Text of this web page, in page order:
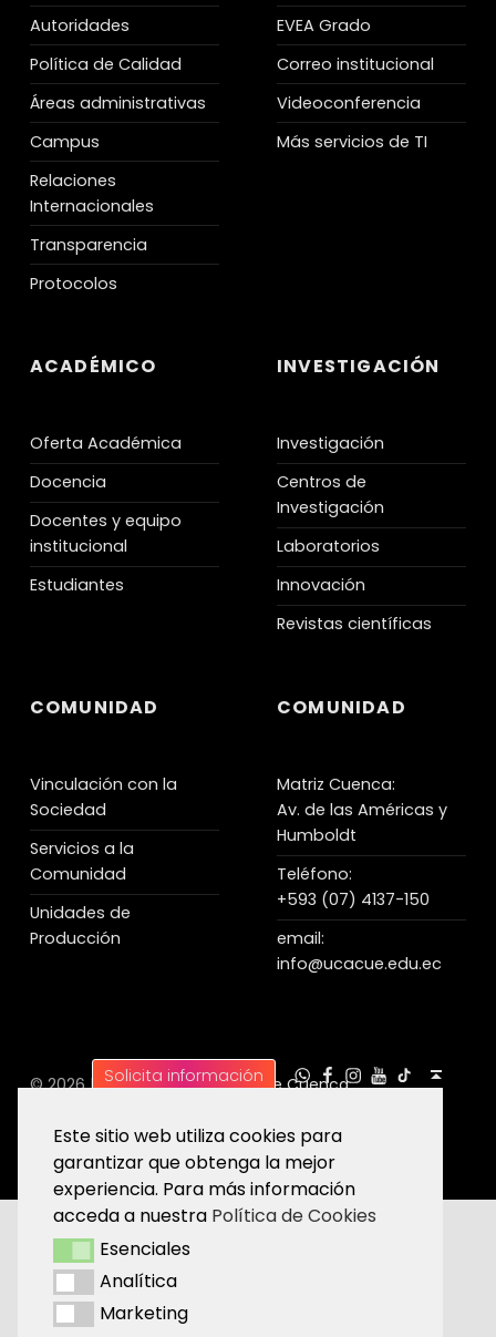
Autoridades
Política de Calidad
Áreas administrativas
Campus
Relaciones
Internacionales
Transparencia
Protocolos
EVEA Grado
Correo institucional
Videoconferencia
Más servicios de TI
ACADÉMICO
Oferta Académica
Docencia
Docentes y equipo
institucional
Estudiantes
INVESTIGACIÓN
Investigación
Centros de
Investigación
Laboratorios
Innovación
Revistas científicas
COMUNIDAD
Vinculación con la
Sociedad
Servicios a la
Comunidad
Unidades de
Producción
COMUNIDAD
Matriz Cuenca:
Av. de las Américas y
Humboldt
Teléfono:
+593 (07) 4137-150
email:
info@ucacue.edu.ec
© 2026 |Universidad Católica de Cuenca
Solicita información
UC WhatsApp
UC en Facebook
UC en Instagram
UC en Youtube
UC Tiktok
Este sitio web utiliza cookies para
garantizar que obtenga la mejor
experiencia. Para más información
acceda a nuestra Política de Cookies
Esenciales
Esenciales
AnalíticaAnalítica
Marketing
Marketing